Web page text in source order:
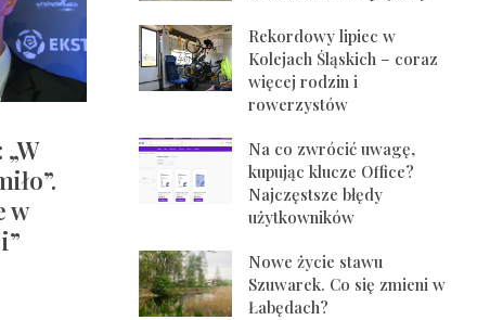
w
Rekordowy lipiec w
Kolejach Śląskich – coraz
więcej rodzin i
rowerzystów
Na co zwrócić uwagę,
kupując klucze Office?
Najczęstsze błędy
użytkowników
Nowe życie stawu
Szuwarek. Co się zmieni w
Łabędach?